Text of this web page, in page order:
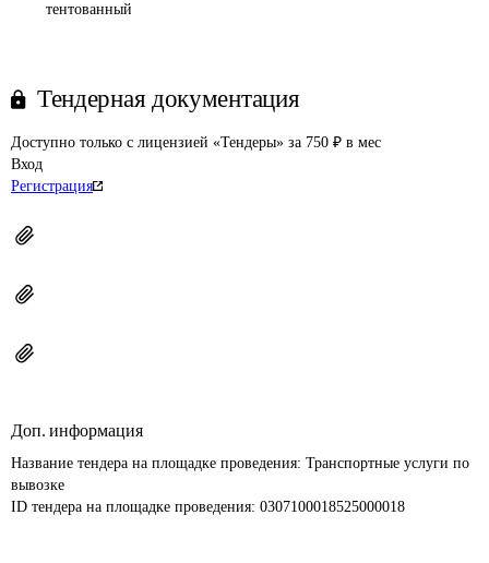
тентованный
Тендерная документация
Доступно только с лицензией «Тендеры» за 750 ₽ в мес
Вход
Регистрация
Доп. информация
Название тендера на площадке проведения: Транспортные услуги по
вывозке
ID тендера на площадке проведения: 0307100018525000018